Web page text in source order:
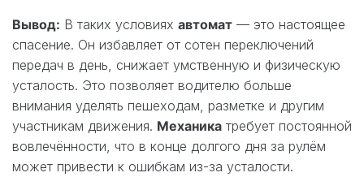
Вывод: В таких условиях автомат — это настоящее
спасение. Он избавляет от сотен переключений
передач в день, снижает умственную и физическую
усталость. Это позволяет водителю больше
внимания уделять пешеходам, разметке и другим
участникам движения. Механика требует постоянной
вовлечённости, что в конце долгого дня за рулём
может привести к ошибкам из-за усталости.